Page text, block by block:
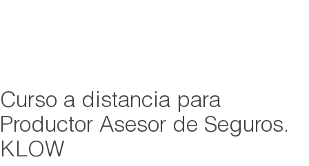
Curso a distancia para
Productor Asesor de Seguros.
KLOW